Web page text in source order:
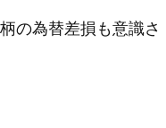
の為替差損も意識さ